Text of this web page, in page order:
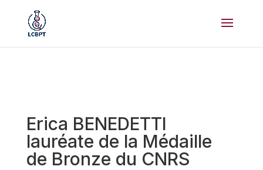
Erica BENEDETTI
lauréate de la Médaille
de Bronze du CNRS